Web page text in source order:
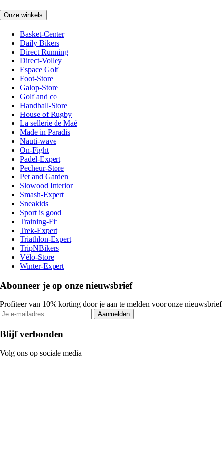
Onze winkels
Basket-Center
Daily Bikers
Direct Running
Direct-Volley
Espace Golf
Foot-Store
Galop-Store
Golf and co
Handball-Store
House of Rugby
La sellerie de Maé
Made in Paradis
Nauti-wave
On-Fight
Padel-Expert
Pecheur-Store
Pet and Garden
Slowood Interior
Smash-Expert
Sneakids
Sport is good
Training-Fit
Trek-Expert
Triathlon-Expert
TripNBikers
Vélo-Store
Winter-Expert
Abonneer je op onze nieuwsbrief
Profiteer van 10% korting door je aan te melden voor onze nieuwsbrief
Aanmelden
Blijf verbonden
Volg ons op sociale media